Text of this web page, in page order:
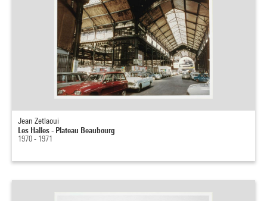
Jean Zetlaoui
Les Halles - Plateau Beaubourg
1970 - 1971